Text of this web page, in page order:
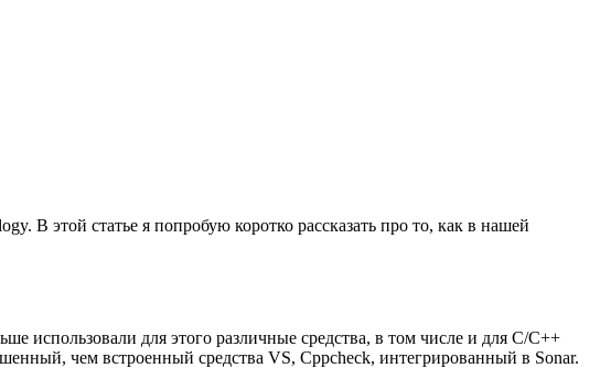
В этой статье я попробую коротко рассказать про то, как в нашей
использовали для этого различные средства, в том числе и для C/C++
чем встроенный средства VS, Cppcheck, интегрированный в Sonar.